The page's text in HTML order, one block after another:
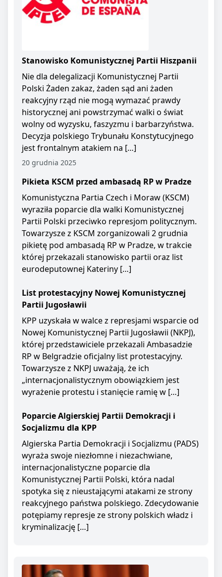
Stanowisko Komunistycznej Partii Hiszpanii
Nie dla delegalizacji Komunistycznej Partii
Polski Żaden zakaz, żaden sąd ani żaden
reakcyjny rząd nie mogą wymazać prawdy
historycznej ani powstrzymać walki o świat
wolny od wyzysku, faszyzmu i barbarzyństwa.
Decyzja polskiego Trybunału Konstytucyjnego
jest frontalnym atakiem na […]
20 grudnia 2025
Pikieta KSCM przed ambasadą RP w Pradze
Komunistyczna Partia Czech i Moraw (KSCM)
wyraziła poparcie dla walki Komunistycznej
Partii Polski przeciwko represjom politycznym.
Towarzysze z KSCM zorganizowali 2 grudnia
pikietę pod ambasadą RP w Pradze, w trakcie
której przekazali stanowisko partii oraz list
eurodeputownej Kateriny […]
List protestacyjny Nowej Komunistycznej
Partii Jugosławii
KPP uzyskała w walce z represjami wsparcie od
Nowej Komunistycznej Partii Jugosławii (NKPJ),
której przedstawiciele przekazali Ambasadzie
RP w Belgradzie oficjalny list protestacyjny.
Towarzysze z NKPJ uważają, że ich
„internacjonalistycznym obowiązkiem jest
wyrażenie protestu i stanięcie ramię w […]
Poparcie Algierskiej Partii Demokracji i
Socjalizmu dla KPP
Algierska Partia Demokracji i Socjalizmu (PADS)
wyraża swoje niezłomne i niezachwiane,
internacjonalistyczne poparcie dla
Komunistycznej Partii Polski, która nadal
spotyka się z nieustającymi atakami ze strony
reakcyjnego państwa polskiego. Zdecydowanie
potępiamy represje ze strony polskich władz i
kryminalizację […]